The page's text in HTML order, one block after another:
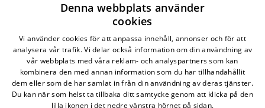
Kontakta oss
Strandgatan 10, 792 30 Mora
Telefon: 070-292 16 36
Maila oss
Denna webbplats använder
cookies
Vi använder cookies för att anpassa innehåll, annonser och för att
analysera vår trafik. Vi delar också information om din användning av
vår webbplats med våra reklam- och analyspartners som kan
kombinera den med annan information som du har tillhandahållit
dem eller som de har samlat in från din användning av deras tjänster.
Du kan när som helst ta tillbaka ditt samtycke genom att klicka på den
lilla ikonen i det nedre vänstra hörnet på sidan.